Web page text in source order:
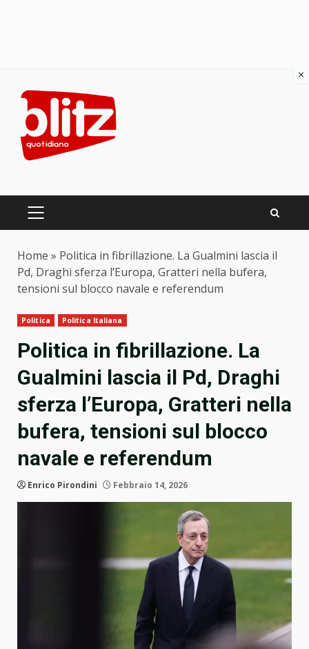
content
PRIMARY
Home » Politica in fibrillazione. La Gualmini lascia il
Pd, Draghi sferza l’Europa, Gratteri nella bufera,
tensioni sul blocco navale e referendum
Politica Politica Italiana
Politica in fibrillazione. La
Gualmini lascia il Pd, Draghi
sferza l’Europa, Gratteri nella
bufera, tensioni sul blocco
navale e referendum
Enrico Pirondini Febbraio 14, 2026
×